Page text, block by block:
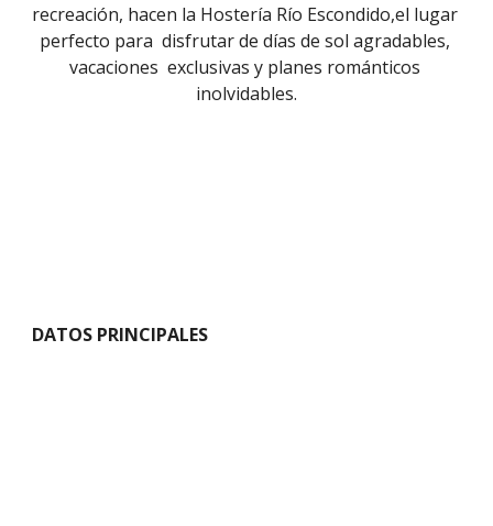
recreación, hacen la Hostería Río Escondido,el lugar
perfecto para  disfrutar de días de sol agradables,
vacaciones  exclusivas y planes románticos
inolvidables.
DATOS PRINCIPALES